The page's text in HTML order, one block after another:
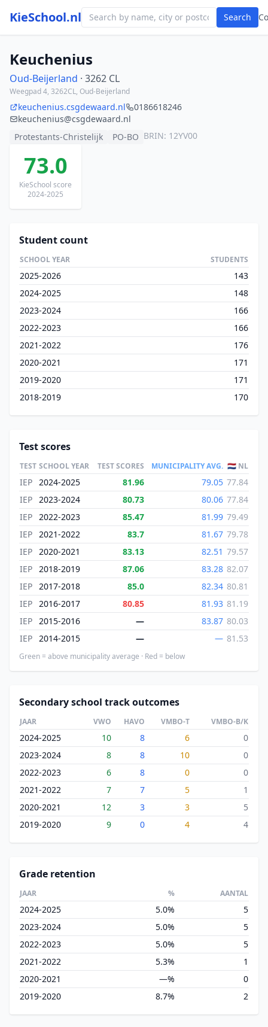
KieSchool.nl Search
Keuchenius
Oud-Beijerland · 3262 CL
Weegpad 4, 3262CL, Oud-Beijerland
keuchenius.csgdewaard.nl
0186618246
keuchenius@csgdewaard.nl
Protestants-Christelijk
PO-BO BRIN: 12YV00
73.0
KieSchool score
2024-2025
Student count
SCHOOL YEAR STUDENTS
2025-2026
143
2024-2025
148
2023-2024
166
2022-2023
166
2021-2022
176
2020-2021
171
2019-2020
171
2018-2019
170
Test scores
TEST SCHOOL YEAR TEST SCORES MUNICIPALITY AVG. 🇳🇱 NL
IEP 2024-2025 81.96 79.05 77.84
IEP 2023-2024 80.73 80.06 77.84
IEP 2022-2023 85.47 81.99 79.49
IEP 2021-2022 83.7 81.67 79.78
IEP 2020-2021 83.13 82.51 79.57
IEP 2018-2019 87.06 83.28 82.07
IEP 2017-2018 85.0 82.34 80.81
IEP 2016-2017 80.85 81.93 81.19
IEP 2015-2016 — 83.87 80.03
IEP 2014-2015 — — 81.53
Green = above municipality average · Red = below
Secondary school track outcomes
JAAR VWO HAVO VMBO-T VMBO-B/K
2024-2025 10 8 6
0
2023-2024
8 8 10
0
2022-2023
6 8 0
0
2021-2022
7 7 5
1
2020-2021
12 3 3
5
2019-2020
9 0 4 4
Grade retention
JAAR % AANTAL
2024-2025 5.0%
5
2023-2024
5.0%
5
2022-2023
5.0%
5
2021-2022
5.3%
1
2020-2021
—%
0
2019-2020
8.7% 2